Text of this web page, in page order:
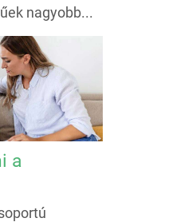
nagyobb...
a